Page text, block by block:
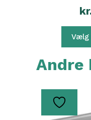
Vælg
Andre